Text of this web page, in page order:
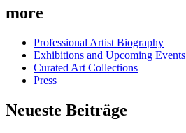
more
Professional Artist Biography
Exhibitions and Upcoming Events
Curated Art Collections
Press
Neueste Beiträge